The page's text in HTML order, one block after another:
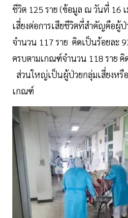
ชีวิต 125 ราย (ข้อมูล ณ วันที่ 16
เสี่ยงต่อการเสียชีวิตที่สำคัญคือผู้ป่
จำนวน 117 ราย คิดเป็นร้อยละ
ครบตามเกณฑ์จำนวน 118 ราย คิ
ส่วนใหญ่เป็นผู้ป่วยกลุ่มเสี่ยงหรื
เกณฑ์